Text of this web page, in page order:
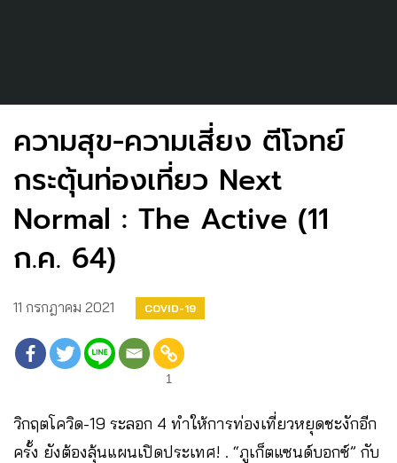
ความสุข-ความเสี่ยง ตีโจทย์
กระตุ้นท่องเที่ยว Next
Normal : The Active (11
ก.ค. 64)
11 กรกฎาคม 2021 COVID-19
1
วิกฤตโควิด-19 ระลอก 4 ทำให้การท่องเที่ยวหยุดชะงักอีก
ครั้ง ยังต้องลุ้นแผนเปิดประเทศ! . “ภูเก็ตแซนด์บอกซ์” กับ